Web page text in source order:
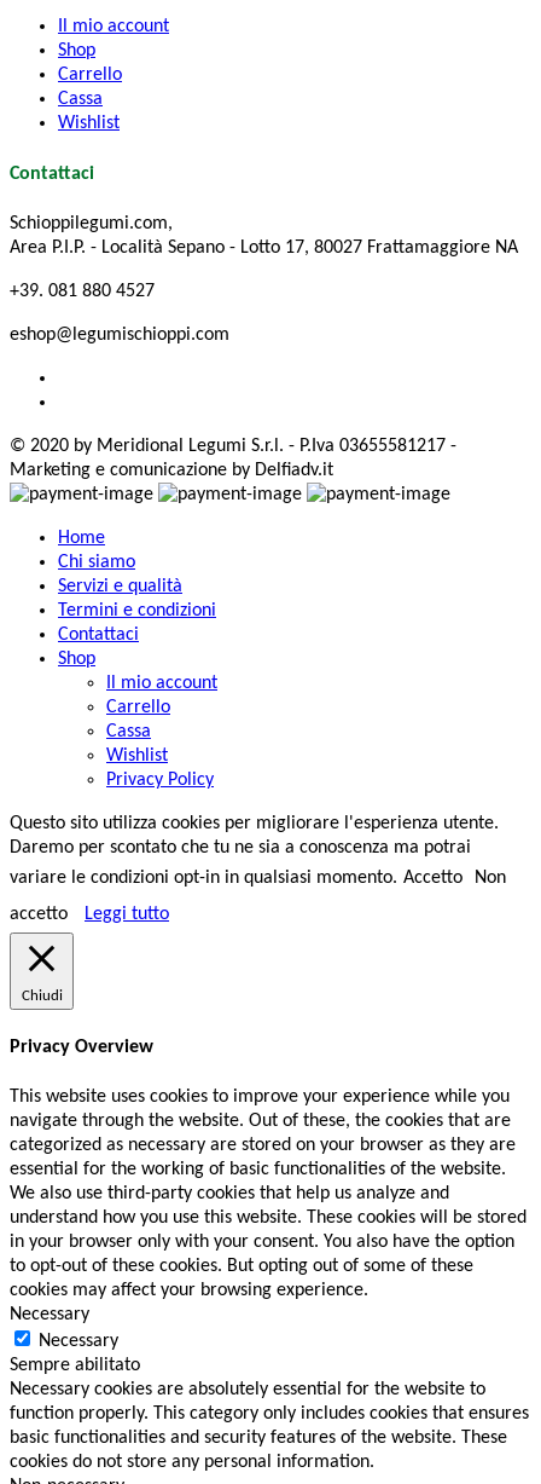
Il mio account
Shop
Carrello
Cassa
Wishlist
Contattaci
Schioppilegumi.com,
Area P.I.P. - Località Sepano - Lotto 17, 80027 Frattamaggiore NA
+39. 081 880 4527
eshop@legumischioppi.com
© 2020 by Meridional Legumi S.r.l. - P.Iva 03655581217 -
Marketing e comunicazione by Delfiadv.it
Home
Chi siamo
Servizi e qualità
Termini e condizioni
Contattaci
Shop
Il mio account
Carrello
Cassa
Wishlist
Privacy Policy
Questo sito utilizza cookies per migliorare l'esperienza utente.
Daremo per scontato che tu ne sia a conoscenza ma potrai
variare le condizioni opt-in in qualsiasi momento. Accetto
Non
accetto
Leggi tutto
Chiudi
Privacy Overview
This website uses cookies to improve your experience while you
navigate through the website. Out of these, the cookies that are
categorized as necessary are stored on your browser as they are
essential for the working of basic functionalities of the website.
We also use third-party cookies that help us analyze and
understand how you use this website. These cookies will be stored
in your browser only with your consent. You also have the option
to opt-out of these cookies. But opting out of some of these
cookies may affect your browsing experience.
Necessary
Necessary
Sempre abilitato
Necessary cookies are absolutely essential for the website to
function properly. This category only includes cookies that ensures
basic functionalities and security features of the website. These
cookies do not store any personal information.